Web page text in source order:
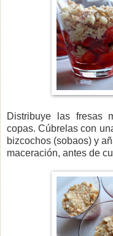
Distribuye las fresas
copas. Cúbrelas con
bizcochos (sobaos) y
maceración, antes de